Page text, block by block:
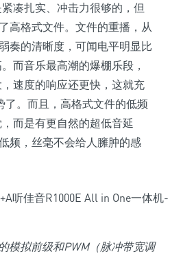
凑扎实、冲击力很够的，但
高格式文件。文件的重播，从
奏的清晰度，可闻电平明显比
而音乐最高潮的爆棚乐段，
速度的响应还更快，这就充
了。而且，高格式文件的低频
而是有更自然的超低音延
频，丝毫不会给人臃肿的感
模拟前级和PWM（脉冲带宽调